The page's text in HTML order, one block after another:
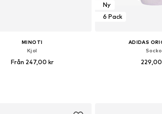
MINOTI
Kjol
Från 247,00 kr
Ny
6 Pack
ADIDAS